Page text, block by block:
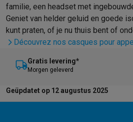
familie, een headset met
Geniet van helder geluid en goede
kunt praten, of je nu thuis bent of
Découvrez nos casques pour
Gratis levering*
M orgen geleverd
Geüpdatet op 12 augustus 2025